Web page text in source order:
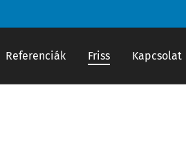
Referenciák Friss Kapcsolat